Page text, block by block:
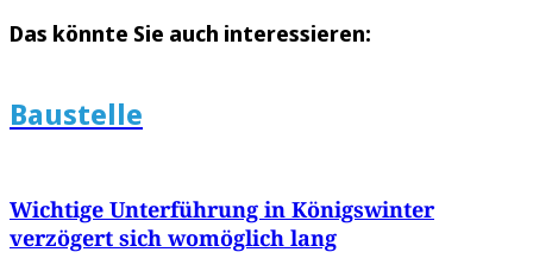
Das könnte Sie auch interessieren:
Baustelle
Wichtige Unterführung in Königswinter
verzögert sich womöglich lang